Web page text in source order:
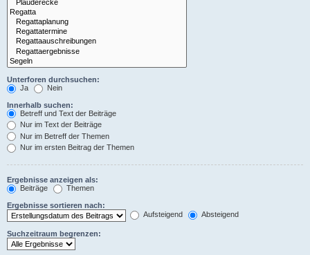
Unterforen durchsuchen:
Ja
Nein
Innerhalb suchen:
Betreff und Text der Beiträge
Nur im Text der Beiträge
Nur im Betreff der Themen
Nur im ersten Beitrag der Themen
Ergebnisse anzeigen als:
Beiträge
Themen
Ergebnisse sortieren nach:
Aufsteigend
Absteigend
Suchzeitraum begrenzen: